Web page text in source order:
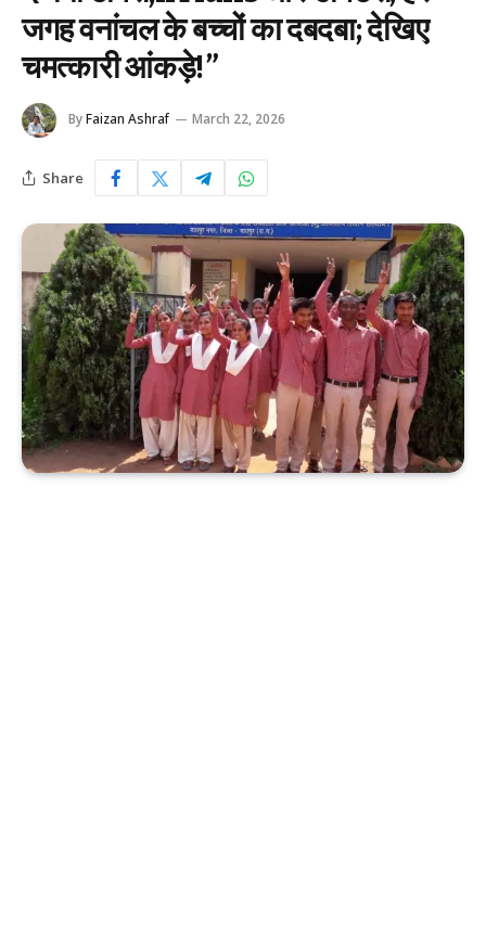
जगह वनांचल के बच्चों का दबदबा; देखिए
चमत्कारी आंकड़े!”
ByFaizan Ashraf March 22, 2026
Share